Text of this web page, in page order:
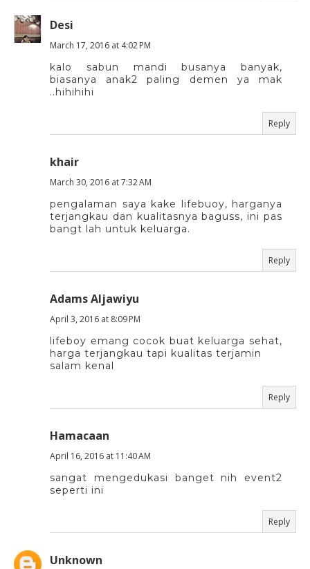
Desi
March 17, 2016 at 4:02 PM
kalo sabun mandi busanya banyak,
biasanya anak2 paling demen ya mak
..hihihihi
Reply
khair
March 30, 2016 at 7:32 AM
pengalaman saya kake lifebuoy, harganya
terjangkau dan kualitasnya baguss, ini pas
bangt lah untuk keluarga.
Reply
Adams Aljawiyu
April 3, 2016 at 8:09 PM
lifeboy emang cocok buat keluarga sehat,
harga terjangkau tapi kualitas terjamin
salam kenal
Reply
Hamacaan
April 16, 2016 at 11:40 AM
sangat mengedukasi banget nih event2
seperti ini
Reply
Unknown